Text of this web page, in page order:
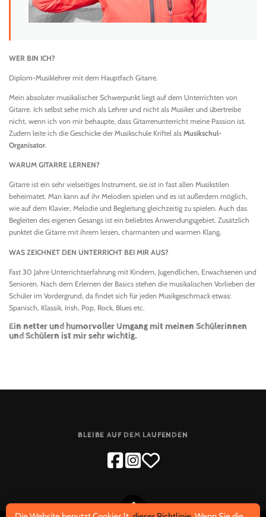
WER BIN ICH?
Diplom-Musiklehrer mit dem Hauptfach Gitarre.
Mein absoluter musikalischer Schwerpunkt liegt auf dem Unterrichten von
Gitarre. Ich selbst sehe mich als Lehrer und nicht als Musiker und übertreibe
nicht, wenn ich von mir behaupte, dass Gitarrenunterricht meine Passion ist.
Zudem leite ich die Geschicke der Musikschule Kriftel als Musikschul-
Organisator.
WARUM GITARRE LERNEN?
Gitarre ist ein sehr vielseitiges Instrument, sie ist in fast allen Musikstilen
beheimatet. Man kann auf ihr Melodien spielen und es ist außerdem möglich,
wie auf dem Klavier, Melodie und Begleitung gleichzeitig zu spielen. Auch das
Begleiten des eigenen Gesangs ist ein beliebtes Anwendungsgebiet. Zusätzlich
punktet die Gitarre mit ihrem leisen, charmanten und warmen Klang.
WAS ZEICHNET DEN UNTERRICHT BEI MIR AUS?
Fast 30 Jahre Unterrichtserfahrung mit Kindern, Jugendlichen, Erwachsenen und
Senioren. Nach dem Erlernen der Basics stehen die musikalischen Vorlieben der
Schüler im Vordergrund, da findet sich für jeden Musikgeschmack etwas:
Spanisch, Klassik, Irish, Pop, Rock, Blues etc.
Ein netter und humorvoller Umgang mit meinen Schülerinnen
und Schülern ist mir sehr wichtig.
BLEIBE AUF DEM LAUFENDEN